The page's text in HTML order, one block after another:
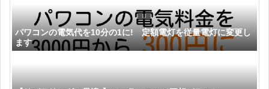
パワコンの電気代を10分の1に! 定額電灯を従量電灯に変更し
ます